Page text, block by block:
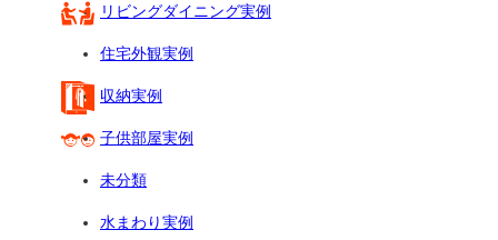
リビングダイニング実例
住宅外観実例
収納実例
子供部屋実例
未分類
水まわり実例